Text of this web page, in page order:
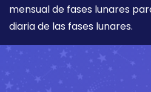
mensual de fases lunares
diaria de las fases lunares.